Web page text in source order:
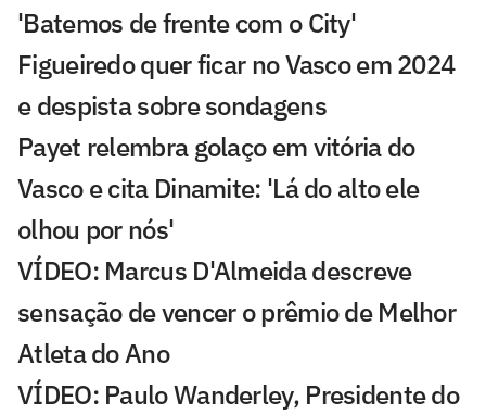
'Batemos de frente com o City'
Figueiredo quer ficar no Vasco em 2024
e despista sobre sondagens
Payet relembra golaço em vitória do
Vasco e cita Dinamite: 'Lá do alto ele
olhou por nós'
VÍDEO: Marcus D'Almeida descreve
sensação de vencer o prêmio de Melhor
Atleta do Ano
VÍDEO: Paulo Wanderley, Presidente do